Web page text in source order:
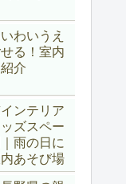
わいうえ
る！室内
介
ンテリア
ズスペー
雨の日に
あそび場